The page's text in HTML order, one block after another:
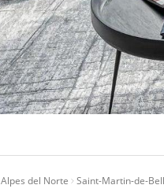
Alpes del Norte Saint-Martin-de-